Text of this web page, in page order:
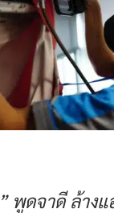
พูดจาดี ล้างแ